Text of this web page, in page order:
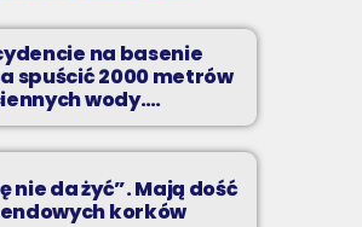
lata, muzyczne plażowe
letnich przebojów,
oraz Wasze pozdrowienia
na basenie
spuścić 2000 metrów
wody.
koszty i ogromna
nie da żyć”. Mają dość
korków